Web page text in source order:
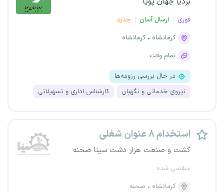
فوری ارسال آسان
جدید
کرمانشاه
کرمانشاه
تمام وقت
در حال بررسی رزومه‌ها
نیروی خدماتی و نگهبان
کارشناس اداری و تسهیلاتی
استخدام ۸ عنوان شغلی
کشت و صنعت هزار دشت سینا صحنه
منقضی شده
کرمانشاه
صحنه